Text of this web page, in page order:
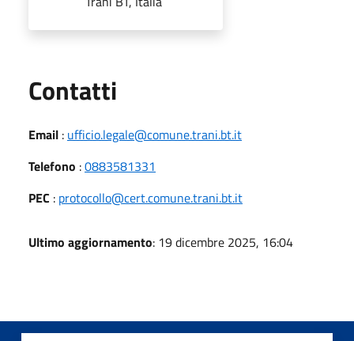
Contatti
Email : ufficio.legale@comune.trani.bt.it
Telefono :0883581331
PEC : protocollo@cert.comune.trani.bt.it
Ultimo aggiornamento: 19 dicembre 2025, 16:04